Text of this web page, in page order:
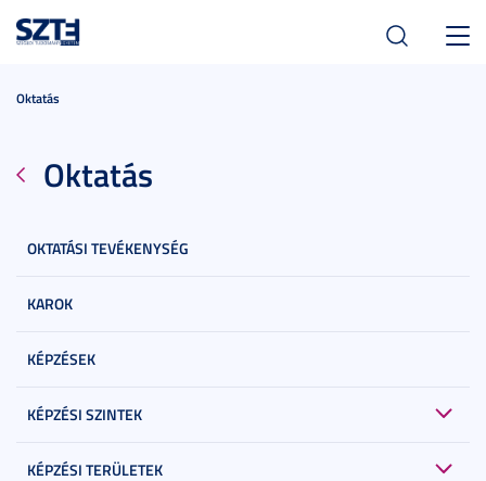
Oktatás
Oktatás
OKTATÁSI TEVÉKENYSÉG
KAROK
KÉPZÉSEK
KÉPZÉSI SZINTEK
KÉPZÉSI TERÜLETEK